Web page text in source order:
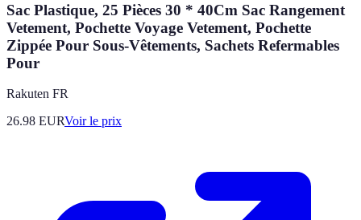
Sac Plastique, 25 Pièces 30 * 40Cm Sac Rangement
Vetement, Pochette Voyage Vetement, Pochette
Zippée Pour Sous-Vêtements, Sachets Refermables
Pour
Rakuten FR
26.98 EURVoir le prix